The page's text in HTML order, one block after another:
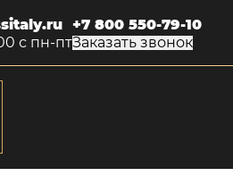
с пн-пт
+7 800 550-79-10
Заказать звонок